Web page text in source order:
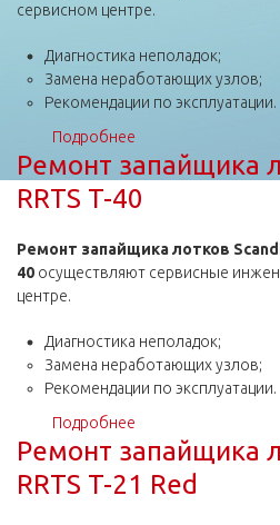
сервисном центре.
Диагностика неполадок;
Замена неработающих узлов;
Рекомендации по эксплуатации.
Подробнее
Red
Ремонт запайщика
RRTS T-40
Ремонт запайщика лотков
40 осуществляют сервисные
центре.
Диагностика неполадок;
Замена неработающих узлов;
Рекомендации по эксплуатации.
Подробнее
Ремонт запайщика
RRTS T-21 Red